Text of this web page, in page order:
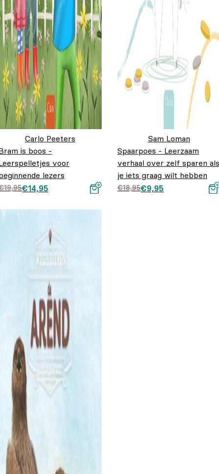
Carlo Peeters
is boos -
voor
lezers
19,95
prijs
€14,95
prijs is:
Sam Loman
Spaarpoes - Leerzaam
verhaal over zelf sparen als
je iets graag wilt hebben
€18,95
Oorspronkelijke prijs
€9,95
Huidige prijs is: